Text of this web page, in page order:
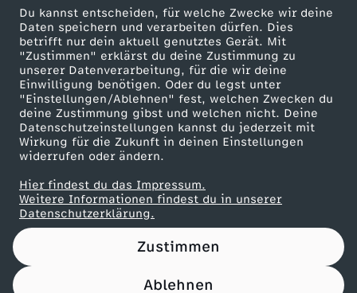
Du kannst entscheiden, für welche Zwecke wir deine
Daten speichern und verarbeiten dürfen. Dies
betrifft nur dein aktuell genutztes Gerät. Mit
"Zustimmen" erklärst du deine Zustimmung zu
unserer Datenverarbeitung, für die wir deine
Einwilligung benötigen. Oder du legst unter
"Einstellungen/Ablehnen" fest, welchen Zwecken du
deine Zustimmung gibst und welchen nicht. Deine
Datenschutzeinstellungen kannst du jederzeit mit
Wirkung für die Zukunft in deinen Einstellungen
widerrufen oder ändern.
Hier findest du das Impressum.
Weitere Informationen findest du in unserer
Datenschutzerklärung.
Zustimmen
Ablehnen
ZDF goes Schule
Werbefernsehen
Mainzelmännchen
Partner